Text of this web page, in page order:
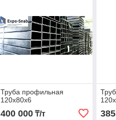
Труба профильная
120х80х6
400 000₸/т